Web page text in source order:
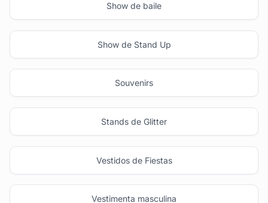
Show de baile
Show de Stand Up
Souvenirs
Stands de Glitter
Vestidos de Fiestas
Vestimenta masculina